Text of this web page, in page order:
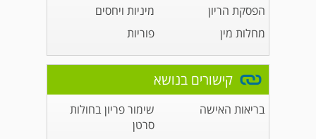
הפסקת הריון
מיניות ויחסים
מחלות מין
פוריות
קישורים בנושא
בריאות האישה
שימור פריון בחולות
סרטן